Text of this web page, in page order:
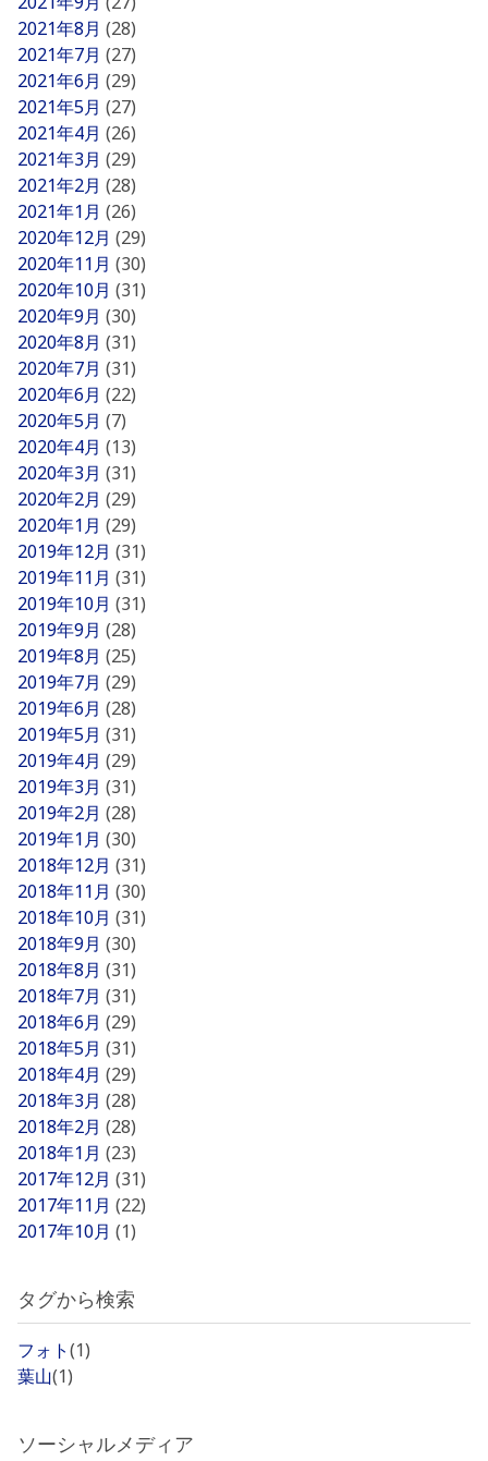
2021年8月 (28)
2021年7月 (27)
2021年6月 (29)
2021年5月 (27)
2021年4月 (26)
2021年3月 (29)
2021年2月 (28)
2021年1月 (26)
2020年12月 (29)
2020年11月 (30)
2020年10月 (31)
2020年9月 (30)
2020年8月 (31)
2020年7月 (31)
2020年6月 (22)
2020年5月 (7)
2020年4月 (13)
2020年3月 (31)
2020年2月 (29)
2020年1月 (29)
2019年12月 (31)
2019年11月 (31)
2019年10月 (31)
2019年9月 (28)
2019年8月 (25)
2019年7月 (29)
2019年6月 (28)
2019年5月 (31)
2019年4月 (29)
2019年3月 (31)
2019年2月 (28)
2019年1月 (30)
2018年12月 (31)
2018年11月 (30)
2018年10月 (31)
2018年9月 (30)
2018年8月 (31)
2018年7月 (31)
2018年6月 (29)
2018年5月 (31)
2018年4月 (29)
2018年3月 (28)
2018年2月 (28)
2018年1月 (23)
2017年12月 (31)
2017年11月 (22)
2017年10月 (1)
タグから検索
フォト(1)
葉山(1)
ソーシャルメディア